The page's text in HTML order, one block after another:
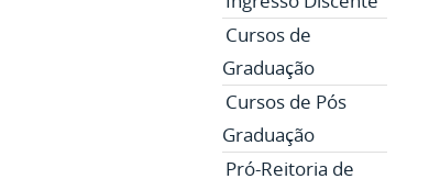
Cursos de
Graduação
Cursos de Pós
Graduação
Pró-Reitoria de